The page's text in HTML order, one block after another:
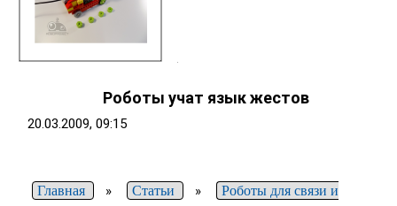
Роботы учат язык жестов
20.03.2009, 09:15
Главная » Статьи »
Роботы для связи и